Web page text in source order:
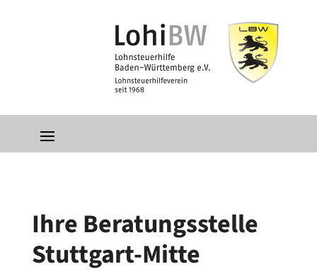
Ihre Beratungsstelle
Stuttgart-Mitte